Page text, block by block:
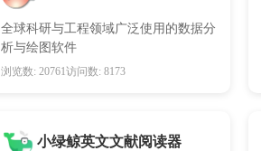
全球科研与工程领域广泛使用的数据分
析与绘图软件
浏览数: 20761访问数: 8173
小绿鲸英文文献阅读器